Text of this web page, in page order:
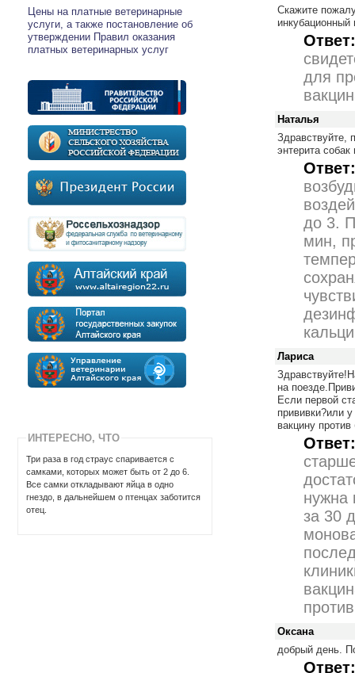
Цены на платные ветеринарные
услуги, а также постановление об
утверждении Правил оказания
платных ветеринарных услуг
ИНТЕРЕСНО, ЧТО
Три раза в год страус спаривается с
самками, которых может быть от 2 до 6.
Все самки откладывают яйца в одно
гнездо, в дальнейшем о птенцах заботится
отец.
Скажите
Ответ:
для
Наталья
Здравствуйте,
энтерита
Ответ:
до 3.
мин,
Лариса
на
Если первой
прививки?или
вакцину
Ответ:
нужна
за 30
Оксана
добрый день.
Ответ: